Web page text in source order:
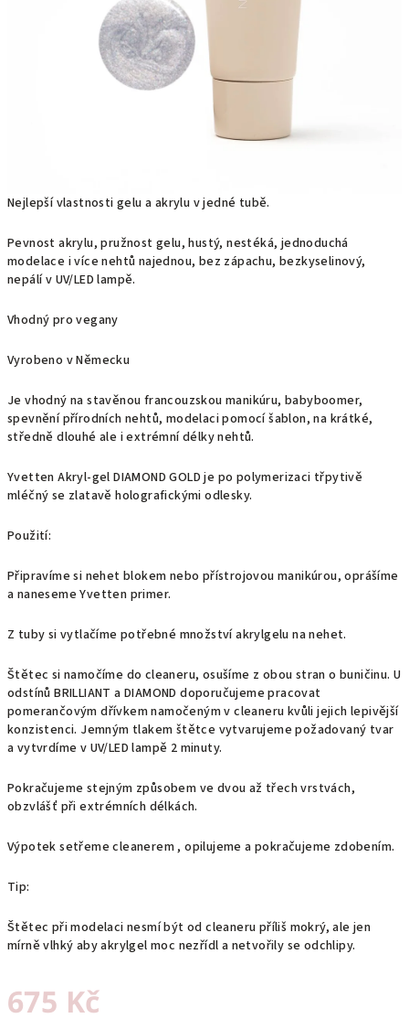
Nejlepší vlastnosti gelu a akrylu v jedné tubě.
Pevnost akrylu, pružnost gelu, hustý, nestéká, jednoduchá
modelace i více nehtů najednou, bez zápachu, bezkyselinový,
nepálí v UV/LED lampě.
Vhodný pro vegany
Vyrobeno v Německu
Je vhodný na stavěnou francouzskou manikúru, babyboomer,
spevnění přírodních nehtů, modelaci pomocí šablon, na krátké,
středně dlouhé ale i extrémní délky nehtů.
Yvetten Akryl-gel DIAMOND GOLD je po polymerizaci třpytivě
mléčný se zlatavě holografickými odlesky.
Použití:
Připravíme si nehet blokem nebo přístrojovou manikúrou, oprášíme
a naneseme Yvetten primer.
Z tuby si vytlačíme potřebné množství akrylgelu na nehet.
Štětec si namočíme do cleaneru, osušíme z obou stran o buničinu. U
odstínů BRILLIANT a DIAMOND doporučujeme pracovat
pomerančovým dřívkem namočeným v cleaneru kvůli jejich lepivější
konzistenci. Jemným tlakem štětce vytvarujeme požadovaný tvar
a vytvrdíme v UV/LED lampě 2 minuty.
Pokračujeme stejným způsobem ve dvou až třech vrstvách,
obzvlášť při extrémních délkách.
Výpotek setřeme cleanerem , opilujeme a pokračujeme zdobením.
Tip:
Štětec při modelaci nesmí být od cleaneru příliš mokrý, ale jen
mírně vlhký aby akrylgel moc nezřídl a netvořily se odchlipy.
675 Kč